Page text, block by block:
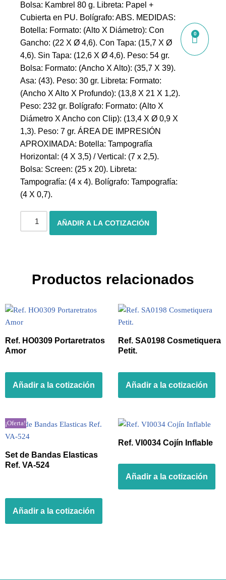
0
Bolsa: Kambrel 80 g. Libreta: Papel +
Cubierta en PU. Bolígrafo: ABS. MEDIDAS:
Botella: Formato: (Alto X Diámetro): Con
Gancho: (22 X Ø 4,6). Con Tapa: (15,7 X Ø
4,6). Sin Tapa: (12,6 X Ø 4,6). Peso: 54 gr.
Bolsa: Formato: (Ancho X Alto): (35,7 X 39).
Asa: (43). Peso: 30 gr. Libreta: Formato:
(Ancho X Alto X Profundo): (13,8 X 21 X 1,2).
Peso: 232 gr. Bolígrafo: Formato: (Alto X
Diámetro X Ancho con Clip): (13,4 X Ø 0,9 X
1,3). Peso: 7 gr. ÁREA DE IMPRESIÓN
APROXIMADA: Botella: Tampografía
Horizontal: (4 X 3,5) / Vertical: (7 x 2,5).
Bolsa: Screen: (25 x 20). Libreta:
Tampografía: (4 x 4). Bolígrafo: Tampografía:
(4 X 0,7).
AÑADIR A LA COTIZACIÓN
Productos relacionados
Ref. HO0309 Portaretratos
Amor
Añadir a la cotización
Ref. SA0198 Cosmetiquera
Petit.
Añadir a la cotización
¡Oferta!
Set de Bandas Elasticas
Ref. VA-524
Añadir a la cotización
Ref. VI0034 Cojín Inflable
Añadir a la cotización